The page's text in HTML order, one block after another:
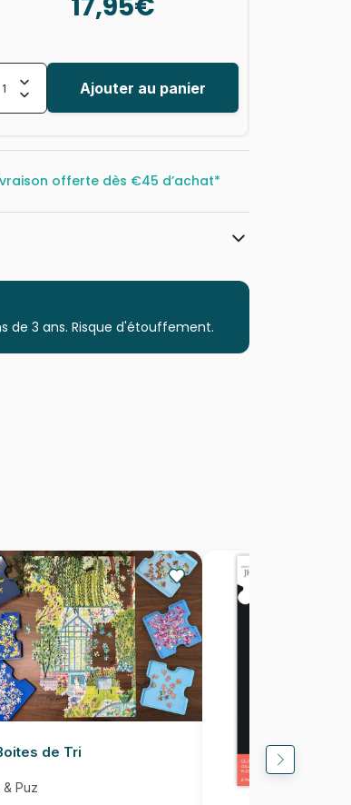
Ajouter au panier
offerte dès €45 d’achat*
Puzzle pour Adultes (500 à 48.000
de 3 ans. Risque d'étouffement.
de Tri
Puz